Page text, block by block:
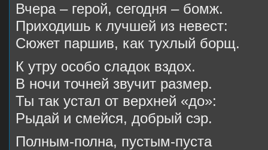
Вчера – герой, сегодня – бомж.
Приходишь к лучшей из невест:
Сюжет паршив, как тухлый борщ.
К утру особо сладок вздох.
В ночи точней звучит размер.
Ты так устал от верхней «до»:
Рыдай и смейся, добрый сэр.
Полным-полна, пустым-пуста